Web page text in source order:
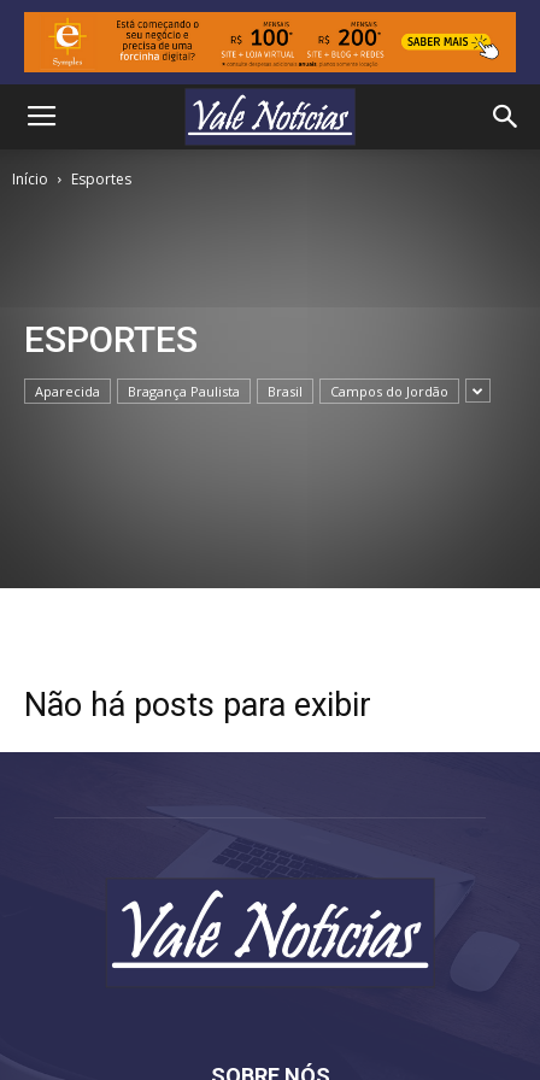
Início Esportes
ESPORTES
Aparecida Bragança Paulista Brasil Campos do Jordão
Não há posts para exibir